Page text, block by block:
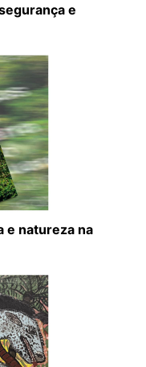
e
e natureza na